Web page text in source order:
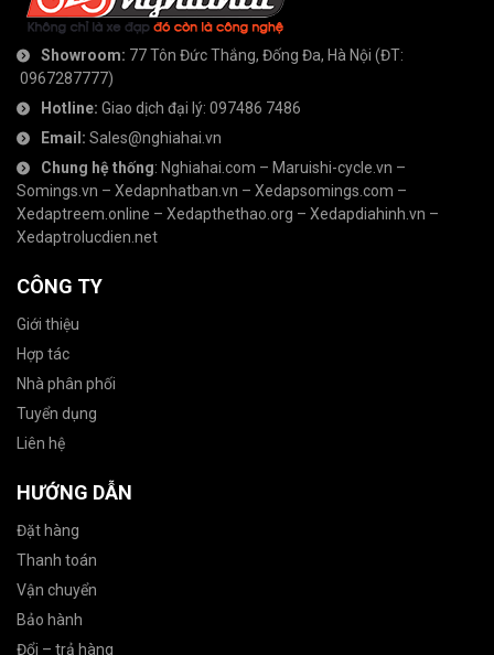
Showroom: 77 Tôn Đức Thắng, Đống Đa, Hà Nội (ĐT:
0967287777)
Hotline: Giao dịch đại lý: 097486 7486
Email: Sales@nghiahai.vn
Chung hệ thống: Nghiahai.com – Maruishi-cycle.vn –
Somings.vn – Xedapnhatban.vn – Xedapsomings.com –
Xedaptreem.online – Xedapthethao.org – Xedapdiahinh.vn –
Xedaptrolucdien.net
CÔNG TY
Giới thiệu
Hợp tác
Nhà phân phối
Tuyển dụng
Liên hệ
HƯỚNG DẪN
Đặt hàng
Thanh toán
Vận chuyển
Bảo hành
Đổi – trả hàng